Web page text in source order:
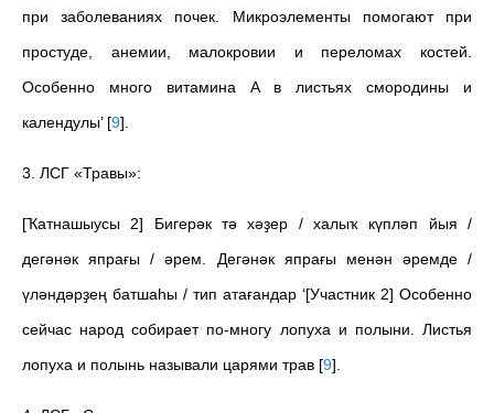
при заболеваниях почек. Микроэлементы помогают при
простуде, анемии, малокровии и переломах костей.
Особенно много витамина А в листьях смородины и
календулы’ [9]
3. ЛСГ «Травы»:
[Ҡатнашыусы 2] Бигерәк тә хәҙер / халыҡ күпләп йыя /
дегәнәк япрағы / әрем. Дегәнәк япрағы менән әремде /
үләндәрҙең батшаһы / тип атағандар ‘[Участник 2] Особенно
сейчас народ собирает по-многу лопуха и полыни. Листья
лопуха и полынь называли царями трав [9]